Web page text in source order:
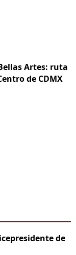
Artes: ruta
de CDMX
de